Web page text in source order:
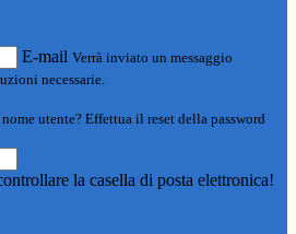
E-mail Verrà inviato un messaggio
necessarie.
utente? Effettua il reset della password
la casella di posta elettronica!